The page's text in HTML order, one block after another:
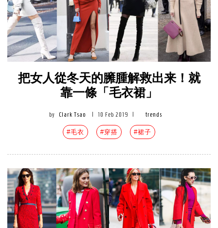
把女人從冬天的臃腫解救出来！就
靠一條「毛衣裙」
by Clark Tsao 10 Feb 2019 trends
#毛衣 #穿搭 #裙子